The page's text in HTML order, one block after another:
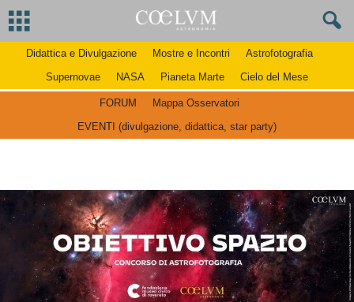
Didattica e Divulgazione Mostre e Incontri
Astrofotografia
Supernovae
NASA Pianeta Marte Cielo del Mese
FORUM
Mappa Osservatori
EVENTI (divulgazione, didattica, star party)